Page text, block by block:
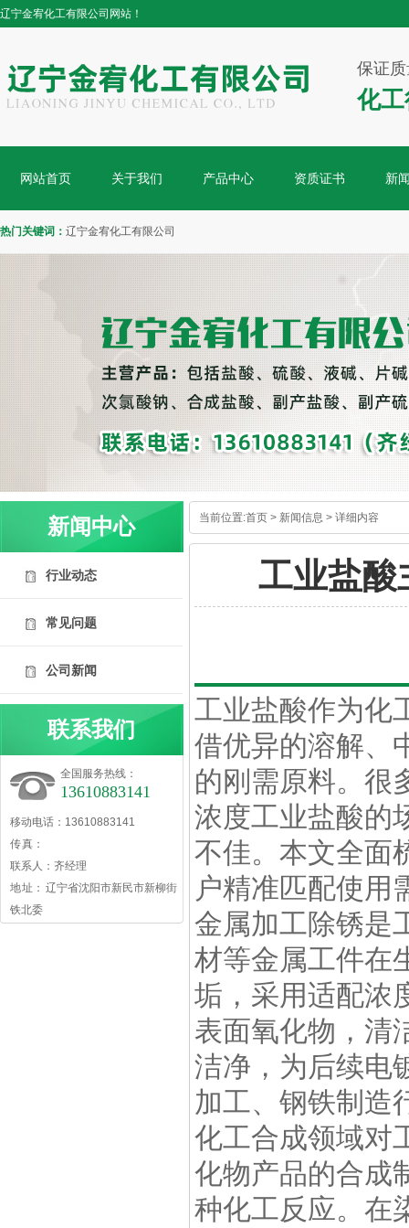
辽宁金宥化工有限公司网站！
保证
化
网站首页 关于我们 产品中心 资质证书 新
热门关键词： 辽宁金宥化工有限公司
当前位置:首页 > 新闻信息 > 详细内容
工业盐酸
工业盐酸作为化
借优异的溶解、
的刚需原料。很
浓度工业盐酸的
不佳。本文全面
户精准匹配使用
金属加工除锈是
材等金属工件在
垢，采用适配浓
表面氧化物，清
洁净，为后续电
加工、钢铁制造
化工合成领域对
化物产品的合成
种化工反应。在
新闻中心
行业动态
常见问题
公司新闻
联系我们
全国服务热线：
13610883141
移动电话：13610883141
传 真：
联系人：齐经理
地 址： 辽宁省沈阳市新民市新柳街
铁北委